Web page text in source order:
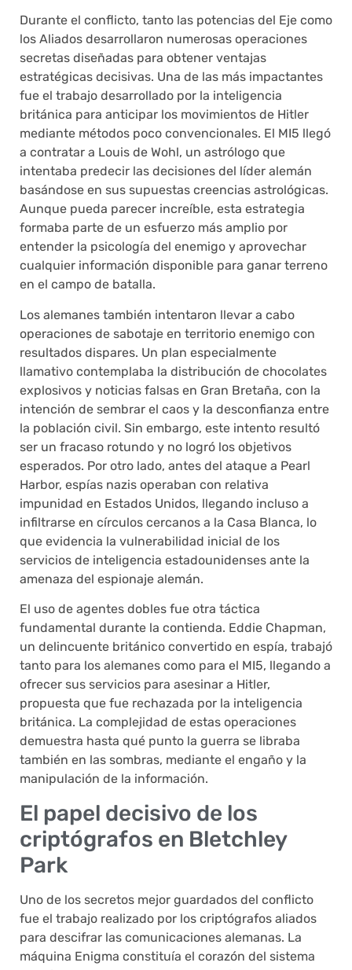
Durante el conflicto, tanto las potencias del Eje como
los Aliados desarrollaron numerosas operaciones
secretas diseñadas para obtener ventajas
estratégicas decisivas. Una de las más impactantes
fue el trabajo desarrollado por la inteligencia
británica para anticipar los movimientos de Hitler
mediante métodos poco convencionales. El MI5 llegó
a contratar a Louis de Wohl, un astrólogo que
intentaba predecir las decisiones del líder alemán
basándose en sus supuestas creencias astrológicas.
Aunque pueda parecer increíble, esta estrategia
formaba parte de un esfuerzo más amplio por
entender la psicología del enemigo y aprovechar
cualquier información disponible para ganar terreno
en el campo de batalla.
Los alemanes también intentaron llevar a cabo
operaciones de sabotaje en territorio enemigo con
resultados dispares. Un plan especialmente
llamativo contemplaba la distribución de chocolates
explosivos y noticias falsas en Gran Bretaña, con la
intención de sembrar el caos y la desconfianza entre
la población civil. Sin embargo, este intento resultó
ser un fracaso rotundo y no logró los objetivos
esperados. Por otro lado, antes del ataque a Pearl
Harbor, espías nazis operaban con relativa
impunidad en Estados Unidos, llegando incluso a
infiltrarse en círculos cercanos a la Casa Blanca, lo
que evidencia la vulnerabilidad inicial de los
servicios de inteligencia estadounidenses ante la
amenaza del espionaje alemán.
El uso de agentes dobles fue otra táctica
fundamental durante la contienda. Eddie Chapman,
un delincuente británico convertido en espía, trabajó
tanto para los alemanes como para el MI5, llegando a
ofrecer sus servicios para asesinar a Hitler,
propuesta que fue rechazada por la inteligencia
británica. La complejidad de estas operaciones
demuestra hasta qué punto la guerra se libraba
también en las sombras, mediante el engaño y la
manipulación de la información.
El papel decisivo de los
criptógrafos en Bletchley
Park
Uno de los secretos mejor guardados del conflicto
fue el trabajo realizado por los criptógrafos aliados
para descifrar las comunicaciones alemanas. La
máquina Enigma constituía el corazón del sistema